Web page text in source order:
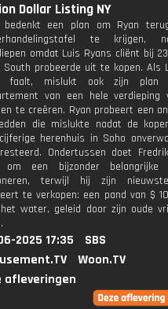
Dollar Listing NY
bedenkt een plan om Ryan
te krijgen,
omdat Luis Ryans cliënt bij
South probeerde uit te kopen. Als
faalt, mislukt ook zijn plan
van een hele
te creëren. Ryan probeert een
die mislukte nadat de
herenhuis in Soho
Ondertussen doet
om een bijzonder
terwijl hij zijn
te verkopen: een pand van $
water, geleid door zijn oude
2025 17:35
SBS
Woon.TV
afleveringen